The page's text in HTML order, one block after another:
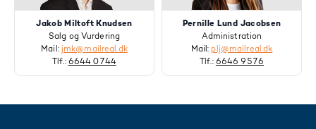
Jakob Miltoft Knudsen
Salg og Vurdering
Mail: jmk@mailreal.dk
Tlf.: 6644 0744
Pernille Lund Jacobsen
Administration
Mail: plj@mailreal.dk
Tlf.: 6646 9576